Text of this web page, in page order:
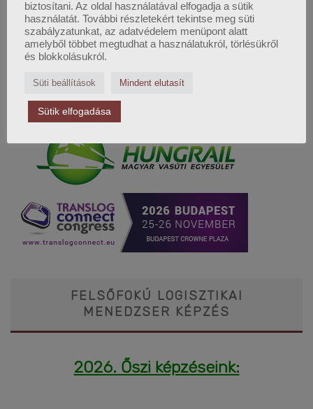
FELSŐFOKÚ LOGISZTIKAI
MENEDZSER KÉPZÉS
2026. Őszi képzéseink:
biztosítani. Az oldal használatával elfogadja a sütik
használatát. További részletekért tekintse meg süti
szabályzatunkat, az adatvédelem menüpont alatt
amelyből többet megtudhat a használatukról, törlésükről
és blokkolásukról.
Süti beállítások Mindent elutasít
Sütik elfogadása